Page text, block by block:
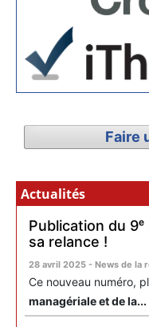
Faire
Actualités
Publication du
sa relance !
28 avril 2025 - News de la
Ce nouveau numéro,
managériale et de la...